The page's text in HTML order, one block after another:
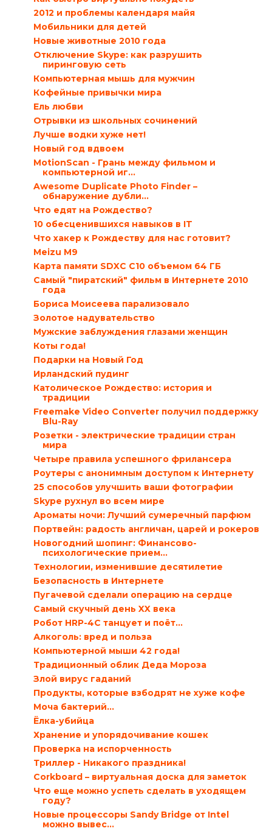
2012 и проблемы календаря майя
Мобильники для детей
Новые животные 2010 года
Отключение Skype: как разрушить
пиринговую сеть
Компьютерная мышь для мужчин
Кофейные привычки мира
Ель любви
Отрывки из школьных сочинений
Лучше водки хуже нет!
Новый год вдвоем
MotionScan - Грань между фильмом и
компьютерной иг...
Awesome Duplicate Photo Finder –
обнаружение дубли...
Что едят на Рождество?
10 обесценившихся навыков в IT
Что хакер к Рождеству для нас готовит?
Meizu M9
Карта памяти SDXC C10 объемом 64 ГБ
Самый "пиратский" фильм в Интернете 2010
года
Бориса Моисеева парализовало
Золотое надувательство
Мужские заблуждения глазами женщин
Коты года!
Подарки на Новый Год
Ирландский пудинг
Католическое Рождество: история и
традиции
Freemake Video Converter получил поддержку
Blu-Ray
Розетки - электрические традиции стран
мира
Четыре правила успешного фрилансера
Роутеры с анонимным доступом к Интернету
25 способов улучшить ваши фотографии
Skype рухнул во всем мире
Ароматы ночи: Лучший сумеречный парфюм
Портвейн: радость англичан, царей и рокеров
Новогодний шопинг: Финансово-
психологические прием...
Технологии, изменившие десятилетие
Безопасность в Интернете
Пугачевой сделали операцию на сердце
Самый скучный день XX века
Робот HRP-4C танцует и поёт…
Алкоголь: вред и польза
Компьютерной мыши 42 года!
Традиционный облик Деда Мороза
Злой вирус гаданий
Продукты, которые взбодрят не хуже кофе
Моча бактерий…
Ёлка-убийца
Хранение и упорядочивание кошек
Проверка на испорченность
Триллер - Никакого праздника!
Corkboard – виртуальная доска для заметок
Что еще можно успеть сделать в уходящем
году?
Новые процессоры Sandy Bridge от Intel
можно вывес...